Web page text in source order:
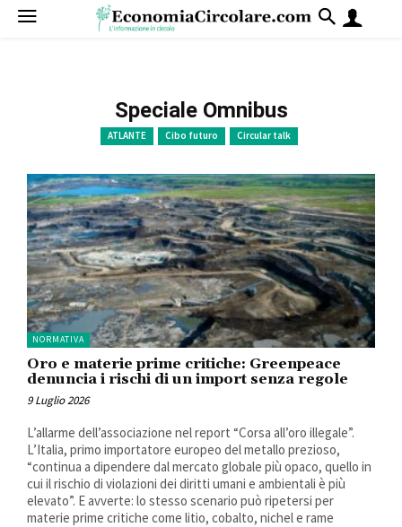
Speciale Omnibus
ATLANTE Cibo futuro Circular talk
NORMATIVA
Oro e materie prime critiche: Greenpeace
denuncia i rischi di un import senza regole
9 Luglio 2026
L’allarme dell’associazione nel report “Corsa all’oro illegale”.
L’Italia, primo importatore europeo del metallo prezioso,
“continua a dipendere dal mercato globale più opaco, quello in
cui il rischio di violazioni dei diritti umani e ambientali è più
elevato”. E avverte: lo stesso scenario può ripetersi per
materie prime critiche come litio, cobalto, nichel e rame